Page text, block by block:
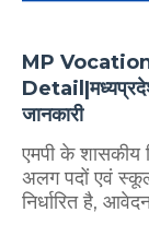
MP
जानकारी
एमपी के शासकीय
अलग पदों एवं
निर्धारित है,